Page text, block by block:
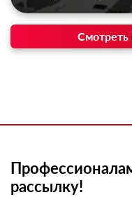
Смотреть
рассылку!